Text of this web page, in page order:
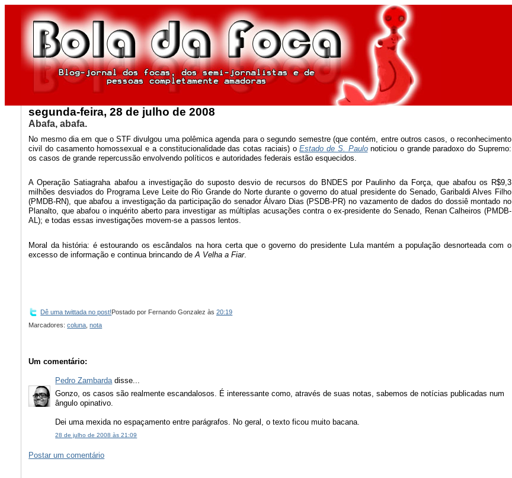
segunda-feira, 28 de julho de 2008
Abafa, abafa.
No mesmo dia em que o STF divulgou uma polêmica agenda para o segundo semestre (que contém, entre outros casos, o reconhecimento
civil do casamento homossexual e a constitucionalidade das cotas raciais) oEstado de S. Paulonoticiou o grande paradoxo do Supremo:
os casos de grande repercussão envolvendo políticos e autoridades federais estão esquecidos.
A Operação Satiagraha abafou a investigação do suposto desvio de recursos do BNDES por Paulinho da Força, que abafou os R$9,3
milhões desviados do Programa Leve Leite do Rio Grande do Norte durante o governo do atual presidente do Senado, Garibaldi Alves Filho
(PMDB-RN), que abafou a investigação da participação do senador Álvaro Dias (PSDB-PR) no vazamento de dados do dossiê montado no
Planalto, que abafou o inquérito aberto para investigar as múltiplas acusações contra o ex-presidente do Senado, Renan Calheiros (PMDB-
AL); e todas essas investigações movem-se a passos lentos.
Moral da história: é estourando os escândalos na hora certa que o governo do presidente Lula mantém a população desnorteada com o
excesso de informação e continua brincando deA Velha a Fiar.
Dê uma twittada no post!Postado por Fernando Gonzalez às20:19
Marcadores:coluna ,nota
Um comentário:
Pedro Zambarda disse...
Gonzo, os casos são realmente escandalosos. É interessante como, através de suas notas, sabemos de notícias publicadas num
ângulo opinativo.
Dei uma mexida no espaçamento entre parágrafos. No geral, o texto ficou muito bacana.
28 de julho de 2008 às 21:09
Postar um comentário